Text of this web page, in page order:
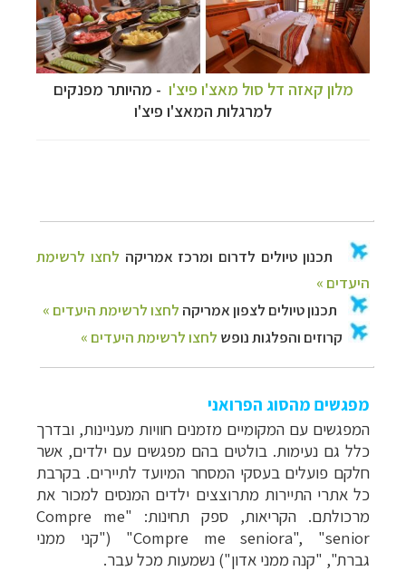
מלון קאזה דל סול מאצ'ו פיצ'ו - מהיותר מפנקים
למרגלות המאצ'ו פיצ'ו
מפגשים מהסוג הפרואני
המפגשים עם המקומיים מזמנים חוויות מעניינות, ובדרך
כלל גם נעימות. בולטים בהם מפגשים עם ילדים, אשר
חלקם פועלים בעסקי המסחר המיועד לתיירים. בקרבת
כל אתרי התיירות מתרוצצים ילדים המנסים למכור את
מרכולתם. הקריאות, ספק תחינות: "Compre me
senior
" ,"
Compre me seniora" ("קני ממני
גברת", "קנה ממני אדון") נשמעות מכל עבר.